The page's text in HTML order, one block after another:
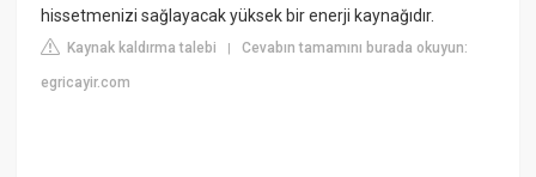
hissetmenizi sağlayacak yüksek bir enerji kaynağıdır.
Kaynak kaldırma talebi |Cevabın tamamını burada okuyun:
egricayir.com